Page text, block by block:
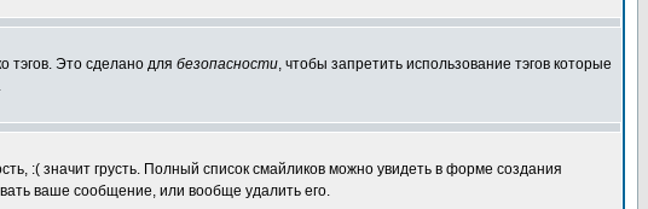
тэгов. Это сделано для безопасности, чтобы запретить использование тэгов которые
:( значит грусть. Полный список смайликов можно увидеть в форме создания
ваше сообщение, или вообще удалить его.